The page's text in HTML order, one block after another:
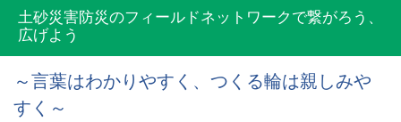
土砂災害防災のフィールドネットワークで繋がろう、
広げよう
～言葉はわかりやすく、つくる輪は親しみや
すく～